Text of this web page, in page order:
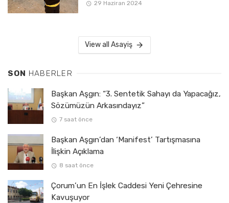
29 Haziran 2024
View all Asayiş
SON HABERLER
Başkan Aşgın: “3. Sentetik Sahayı da Yapacağız,
Sözümüzün Arkasındayız”
7 saat önce
Başkan Aşgın’dan ‘Manifest’ Tartışmasına
İlişkin Açıklama
8 saat önce
Çorum’un En İşlek Caddesi Yeni Çehresine
Kavuşuyor